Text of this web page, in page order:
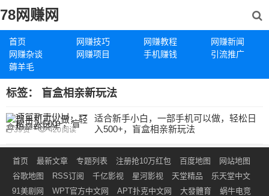
78网赚网
首页 网赚技巧 网赚教程
网赚新闻
网赚杂谈
网赚项目 手机赚钱
引流推广
薅羊毛
标签： 盲盒相亲新玩法
适合新手小白，一部手机可以做，轻松日
入500+，盲盒相亲新玩法
39赞 420 阅读
首页 最新文章 专题列表 注册抢10万红包 百度地图
网站地图
谷歌地图
RSS订阅 千亿影视 星河影视 天堂精品
乐天堂中文
91美剧网
WPT官方中文网 APT扑克中文网 大發體育
蜗牛电竞